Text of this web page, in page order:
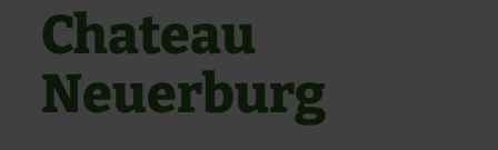
Chateau
Neuerburg